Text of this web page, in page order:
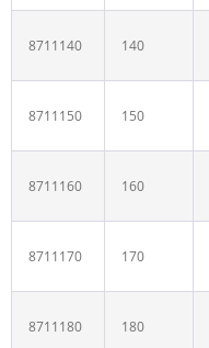
8711140 140
8711150 150
8711160 160
8711170 170
8711180 180